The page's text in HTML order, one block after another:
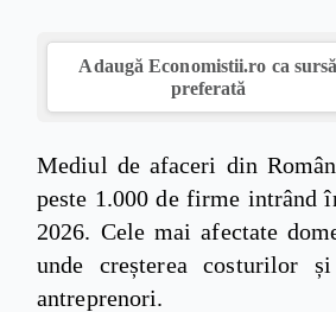
Adaugă Economistii.ro ca sursă
preferată
Mediul de afaceri din
peste 1.000 de firme intrând
2026. Cele mai afectate
unde creșterea costurilor
antreprenori.